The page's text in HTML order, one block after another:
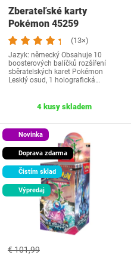
Zberateľské karty
Pokémon 45259
(13×)
Jazyk: německý Obsahuje 10
boosterových balíčků rozšíření
sběratelských karet Pokémon
Lesklý osud, 1 holografická…
4 kusy skladem
Novinka
Doprava zdarma
Čistím sklad
Výpredaj
€ 101,99